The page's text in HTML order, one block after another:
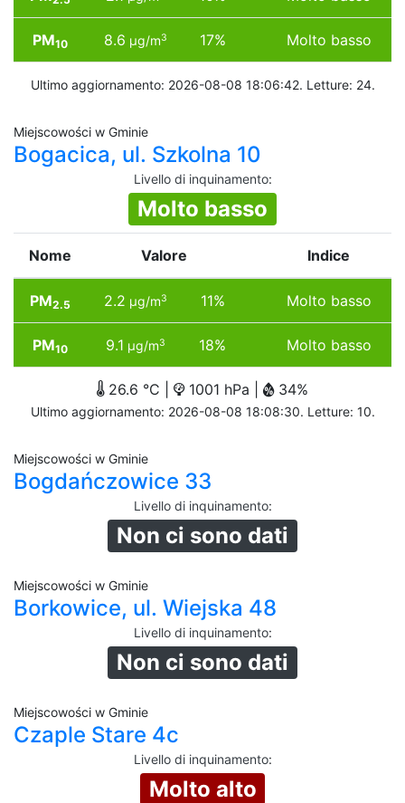
PM10 8.6 µg/m3 17% Molto basso
Ultimo aggiornamento: 2026-08-08 18:06:42. Letture: 24.
Miejscowości w Gminie
Bogacica, ul. Szkolna 10
Livello di inquinamento:
Molto basso
Nome Valore Indice
PM2.5 2.2 µg/m3 11% Molto basso
PM10 9.1 µg/m3 18% Molto basso
26.6 °C | 1001 hPa | 34%
Ultimo aggiornamento: 2026-08-08 18:08:30. Letture: 10.
Miejscowości w Gminie
Bogdańczowice 33
Livello di inquinamento:
Non ci sono dati
Miejscowości w Gminie
Borkowice, ul. Wiejska 48
Livello di inquinamento:
Non ci sono dati
Miejscowości w Gminie
Czaple Stare 4c
Livello di inquinamento:
Molto alto